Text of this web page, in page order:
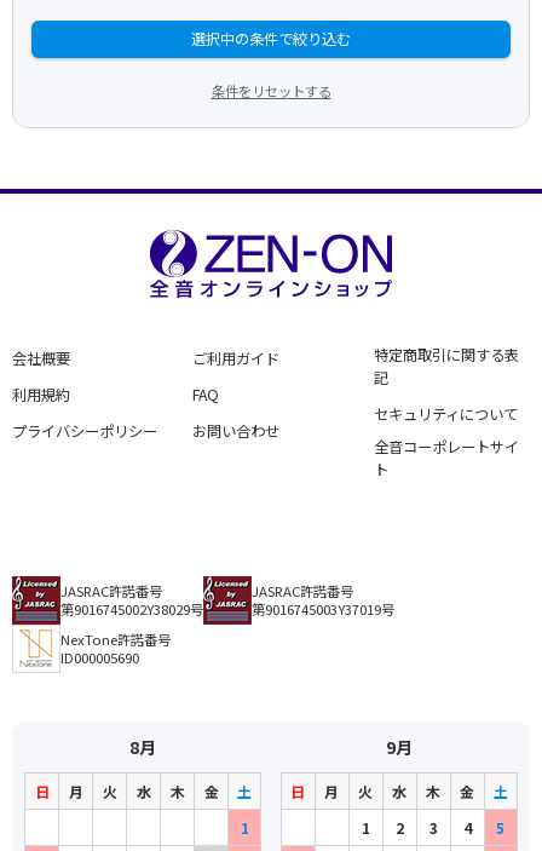
選択中の条件で絞り込む
条件をリセットする
会社概要
利用規約
プライバシーポリシー
ご利用ガイド
FAQ
お問い合わせ
特定商取引に関する表
記
セキュリティについて
全音コーポレートサイ
ト
JASRAC許諾番号
第9016745002Y38029号
JASRAC許諾番号
第9016745003Y37019号
NexTone許諾番号
ID000005690
8月
日 月 火 水 木 金
土
1
9月
日 月 火 水 木 金
土
1
2 3 4 5